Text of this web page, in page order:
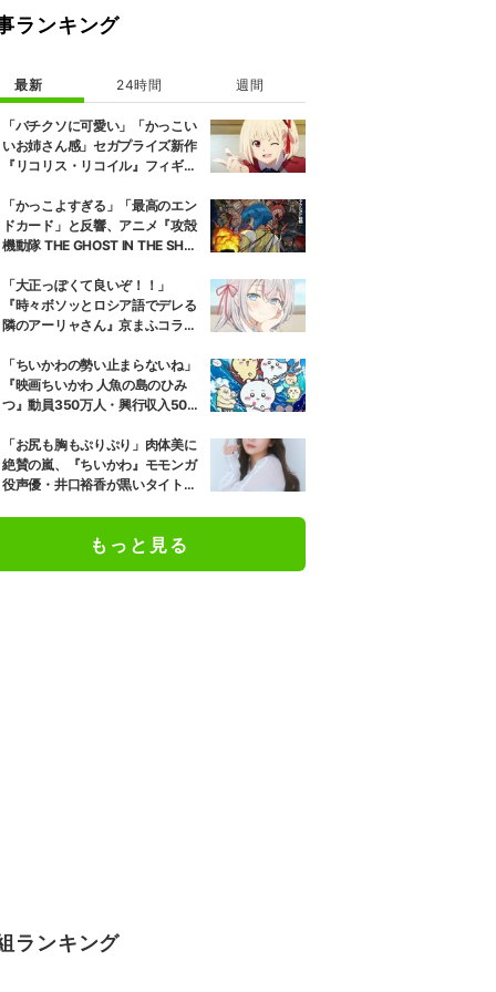
ランキング
最新 24時間 週間
「バチクソに可愛い」「かっこい
いお姉さん感」セガプライズ新作
『リコリス・リコイル』フィギュ
「かっこよすぎる」「最高のエン
ドカード」と反響、アニメ『攻殻
機動隊 THE GHOST IN THE SHEL
「大正っぽくて良いぞ！！」
『時々ボソッとロシア語でデレる
隣のアーリャさん』京まふコラボ
「ちいかわの勢い止まらないね」
『映画ちいかわ 人魚の島のひみ
つ』動員350万人・興行収入50億
「お尻も胸もぷりぷり」肉体美に
絶賛の嵐、『ちいかわ』モモンガ
役声優・井口裕香が黒いタイトウ
もっと見る
ランキング